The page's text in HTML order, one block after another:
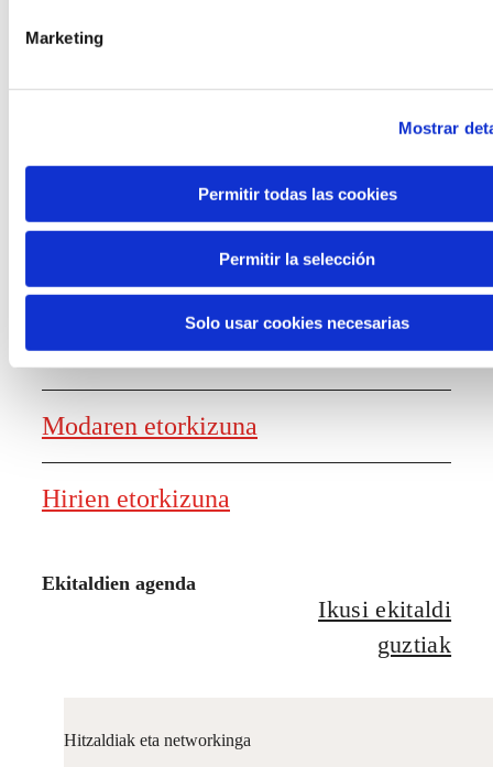
Marketing
Mostrar
Permitir todas las cookies
Permitir la selección
Solo usar cookies necesarias
Ezagutza sortzea
Lanaren etorkizunaren txostena
Elikagaien etorkizuna
Modaren etorkizuna
Hirien etorkizuna
Ekitaldien agenda
Ikusi ekitaldi
guztiak
Hitzaldiak eta networkinga